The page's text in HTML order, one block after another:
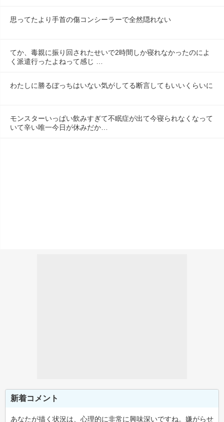
思ってたより手首の傷コンシーラーで全然隠れない
てか、毒親に振り回されたせいで2時間しか寝れなかったのによ
く派遣行ったよねって感じ …
わたしに勝るぼっちはいない気がしてる断言してもいいくらいに
モンスターいっぱい飲みすぎて不眠症が出て今寝られなくなって
いて辛い唯一今日が休みだか…
新着コメント
あなたが描く状況は、心理的に非常に興味深いですね。嫌がらせ